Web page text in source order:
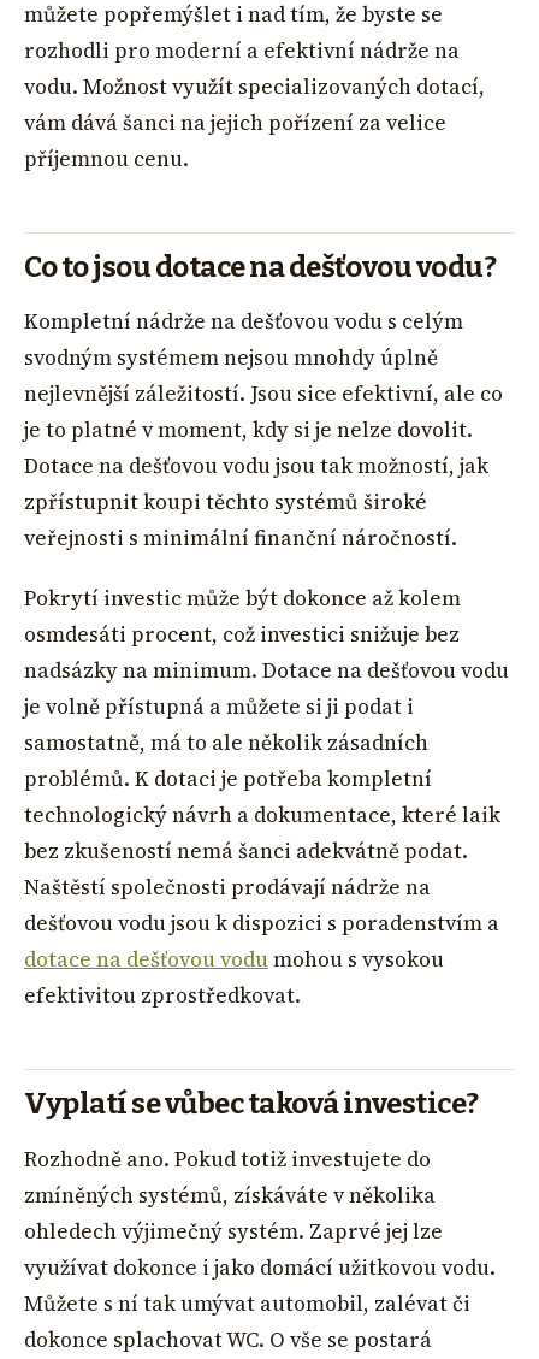
můžete popřemýšlet i nad tím, že byste se
rozhodli pro moderní a efektivní nádrže na
vodu. Možnost využít specializovaných dotací,
vám dává šanci na jejich pořízení za velice
příjemnou cenu.
Co to jsou dotace na dešťovou vodu?
Kompletní nádrže na dešťovou vodu s celým
svodným systémem nejsou mnohdy úplně
nejlevnější záležitostí. Jsou sice efektivní, ale co
je to platné v moment, kdy si je nelze dovolit.
Dotace na dešťovou vodu jsou tak možností, jak
zpřístupnit koupi těchto systémů široké
veřejnosti s minimální finanční náročností.
Pokrytí investic může být dokonce až kolem
osmdesáti procent, což investici snižuje bez
nadsázky na minimum. Dotace na dešťovou vodu
je volně přístupná a můžete si ji podat i
samostatně, má to ale několik zásadních
problémů. K dotaci je potřeba kompletní
technologický návrh a dokumentace, které laik
bez zkušeností nemá šanci adekvátně podat.
Naštěstí společnosti prodávají nádrže na
dešťovou vodu jsou k dispozici s poradenstvím a
dotace na dešťovou vodumohou s vysokou
efektivitou zprostředkovat.
Vyplatí se vůbec taková investice?
Rozhodně ano. Pokud totiž investujete do
zmíněných systémů, získáváte v několika
ohledech výjimečný systém. Zaprvé jej lze
využívat dokonce i jako domácí užitkovou vodu.
Můžete s ní tak umývat automobil, zalévat či
dokonce splachovat WC. O vše se postará